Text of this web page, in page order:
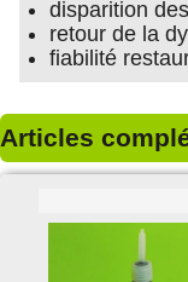
disparition
retour de la
fiabilité
Articles